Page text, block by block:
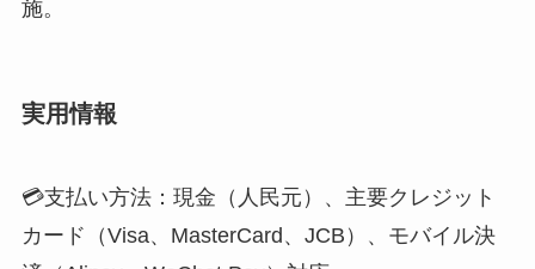
カード（Visa、MasterCard、JCB）、モバイル決
済（Alipay、WeChat Pay）対応。